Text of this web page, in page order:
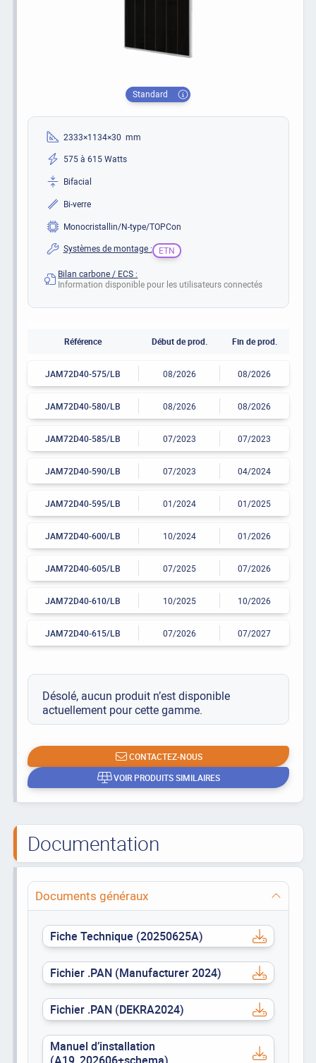
Standard
2333×1134×30 mm
575 à 615 Watts
Bifacial
Bi-verre
Monocristallin/N-type/TOPCon
Systèmes de montage :
ETN
Bilan carbone / ECS :
Information disponible pour les utilisateurs connectés
Référence Début de prod. Fin de prod.
JAM72D40-575/LB 08/2026 08/2026
JAM72D40-580/LB 08/2026 08/2026
JAM72D40-585/LB 07/2023 07/2023
JAM72D40-590/LB 07/2023 04/2024
JAM72D40-595/LB 01/2024 01/2025
JAM72D40-600/LB 10/2024 01/2026
JAM72D40-605/LB 07/2025 07/2026
JAM72D40-610/LB 10/2025 10/2026
JAM72D40-615/LB 07/2026 07/2027
Désolé, aucun produit n’est disponible
actuellement pour cette gamme.
CONTACTEZ-NOUS
VOIR PRODUITS SIMILAIRES
Documentation
Documents généraux
Fiche Technique (20250625A)
Fichier .PAN (Manufacturer 2024)
Fichier .PAN (DEKRA2024)
Manuel d’installation